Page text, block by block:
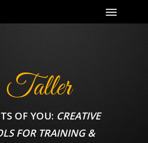
Taller
OF YOU: CREATIVE
FOR TRAINING &